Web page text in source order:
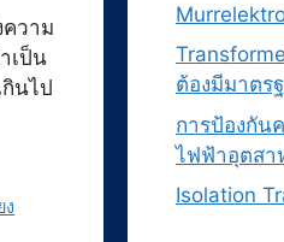
ความ
เป็น
นไป
ง
ต้องมีมาตร
การป้องกัน
ไฟฟ้าอุตสา
Isolation